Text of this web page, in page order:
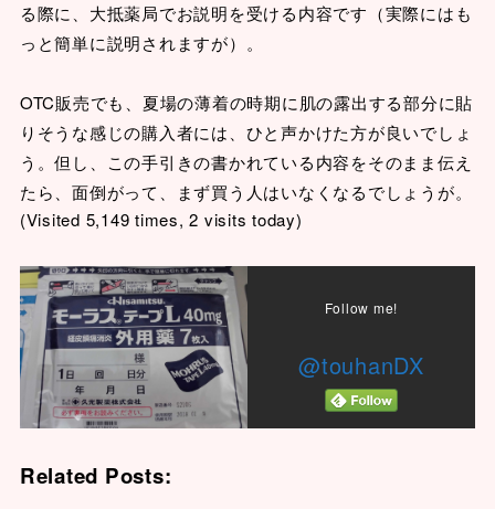
る際に、大抵薬局でお説明を受ける内容です（実際にはも
っと簡単に説明されますが）。
OTC販売でも、夏場の薄着の時期に肌の露出する部分に貼
りそうな感じの購入者には、ひと声かけた方が良いでしょ
う。但し、この手引きの書かれている内容をそのまま伝え
たら、面倒がって、まず買う人はいなくなるでしょうが。
(Visited 5,149 times, 2 visits today)
Follow me!
@touhanDX
Related Posts: